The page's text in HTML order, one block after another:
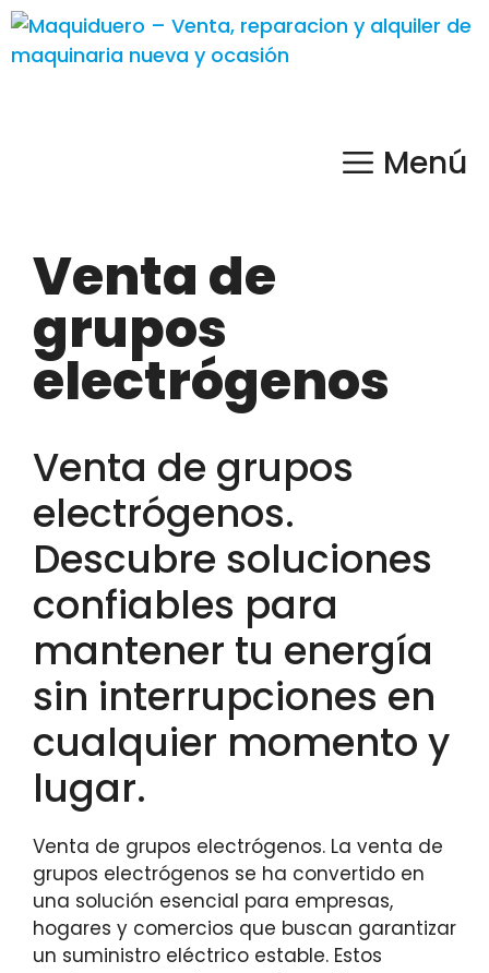
Menú
Venta de
grupos
electrógenos
Venta de grupos
electrógenos.
Descubre soluciones
confiables para
mantener tu energía
sin interrupciones en
cualquier momento y
lugar.
Venta de grupos electrógenos. La venta de
grupos electrógenos se ha convertido en
una solución esencial para empresas,
hogares y comercios que buscan garantizar
un suministro eléctrico estable. Estos